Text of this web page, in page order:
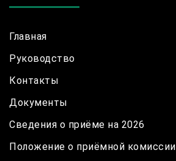
Главная
Руководство
Контакты
Документы
Сведения о приёме на 2026
Положение о приёмной комиссии